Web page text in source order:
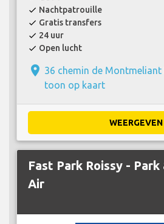
check Nachtpatrouille
check Gratis transfers
check 24 uur
check Open lucht
place 36 chemin de Montmeliant
toon op kaart
WEERGEVEN
Fast Park Roissy - Park
Air